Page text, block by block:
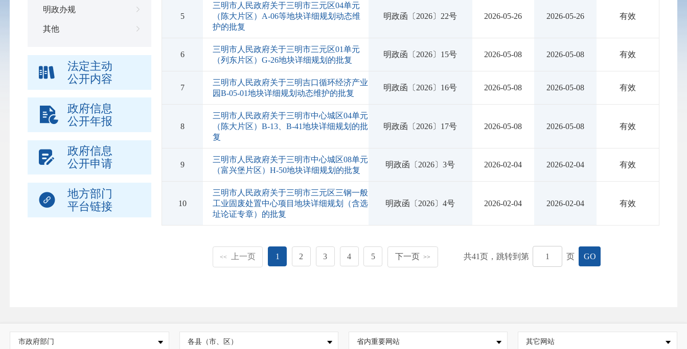
明政办规
其他
法定主动
公开内容
政府信息
公开年报
政府信息
公开申请
地方部门
平台链接
5
三明市人民政府关于三明市三元区04单元
（陈大片区）A-06等地块详细规划动态维
护的批复
明政函〔2026〕22号 2026-05-26 2026-05-26 有效
6
三明市人民政府关于三明市三元区01单元
（列东片区）G-26地块详细规划的批复
明政函〔2026〕15号 2026-05-08 2026-05-08 有效
7
三明市人民政府关于三明吉口循环经济产业
园B-05-01地块详细规划动态维护的批复
明政函〔2026〕16号 2026-05-08 2026-05-08 有效
8
三明市人民政府关于三明市中心城区04单元
（陈大片区）B-13、B-41地块详细规划的批
复
明政函〔2026〕17号 2026-05-08 2026-05-08 有效
9
三明市人民政府关于三明市中心城区08单元
（富兴堡片区）H-50地块详细规划的批复
明政函〔2026〕3号 2026-02-04 2026-02-04 有效
10
三明市人民政府关于三明市三元区三钢一般
工业固废处置中心项目地块详细规划（含选
址论证专章）的批复
明政函〔2026〕4号 2026-02-04 2026-02-04 有效
<< 上一页 1 2 3 4 5 下一页 >> 共41页，跳转到第 页 GO
市政府部门 各县（市、区） 省内重要网站 其它网站